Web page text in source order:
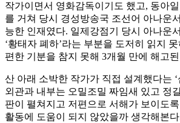
작가이면서 영화감독이기도 했고, 동아
를 거쳐 당시 경성방송국 조선어 아나운
능한 인재였다. 일제강점기 당시 아나운
‘황태자 폐하’라는 부분을 도저히 읽지
편한 기분을 참지 못해 3개월 만에 해고
산 아래 소박한 작가가 직접 설계했다는 ‘
외관과 내부는 오밀조밀 짜임새 있고 정
판이 펼쳐지고 저편으로 서해가 보이도
활동에 도움이 되지 않았을까 생각해본